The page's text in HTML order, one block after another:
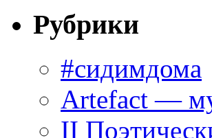
Рубрики
#сидимдома
Artefact —
II